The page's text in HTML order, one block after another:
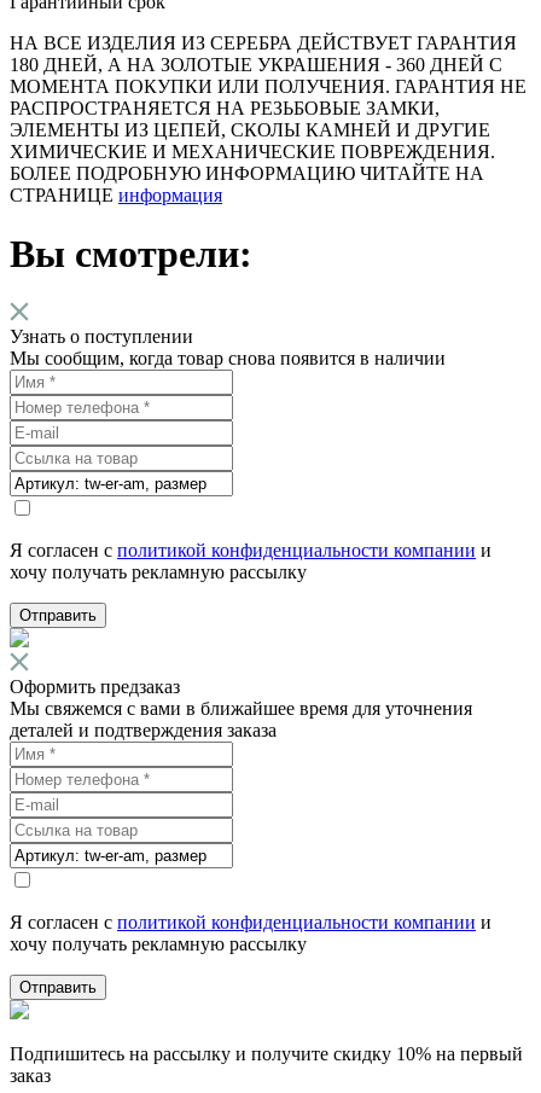
НА ВСЕ ИЗДЕЛИЯ ИЗ СЕРЕБРА ДЕЙСТВУЕТ ГАРАНТИЯ
180 ДНЕЙ, А НА ЗОЛОТЫЕ УКРАШЕНИЯ - 360 ДНЕЙ С
МОМЕНТА ПОКУПКИ ИЛИ ПОЛУЧЕНИЯ. ГАРАНТИЯ НЕ
РАСПРОСТРАНЯЕТСЯ НА РЕЗЬБОВЫЕ ЗАМКИ,
ЭЛЕМЕНТЫ ИЗ ЦЕПЕЙ, СКОЛЫ КАМНЕЙ И ДРУГИЕ
ХИМИЧЕСКИЕ И МЕХАНИЧЕСКИЕ ПОВРЕЖДЕНИЯ.
БОЛЕЕ ПОДРОБНУЮ ИНФОРМАЦИЮ ЧИТАЙТЕ НА
СТРАНИЦЕ информация
Вы смотрели:
Узнать о поступлении
Мы сообщим, когда товар снова появится в наличии
Я согласен с политикой конфиденциальности компании и
хочу получать рекламную рассылку
Отправить
Оформить предзаказ
Мы свяжемся с вами в ближайшее время для уточнения
деталей и подтверждения заказа
Я согласен с политикой конфиденциальности компании и
хочу получать рекламную рассылку
Отправить
Подпишитесь на рассылку и получите скидку 10% на первый
заказ